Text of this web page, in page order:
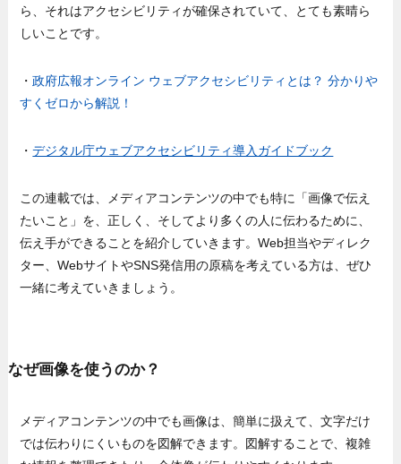
ら、それはアクセシビリティが確保されていて、とても素晴ら
しいことです。
・政府広報オンライン ウェブアクセシビリティとは？ 分かりや
すくゼロから解説！
・デジタル庁ウェブアクセシビリティ導入ガイドブック
この連載では、メディアコンテンツの中でも特に「画像で伝え
たいこと」を、正しく、そしてより多くの人に伝わるために、
伝え手ができることを紹介していきます。Web担当やディレク
ター、WebサイトやSNS発信用の原稿を考えている方は、ぜひ
一緒に考えていきましょう。
なぜ画像を使うのか？
メディアコンテンツの中でも画像は、簡単に扱えて、文字だけ
では伝わりにくいものを図解できます。図解することで、複雑